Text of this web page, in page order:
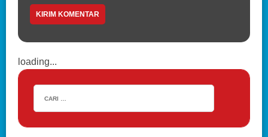
loading...